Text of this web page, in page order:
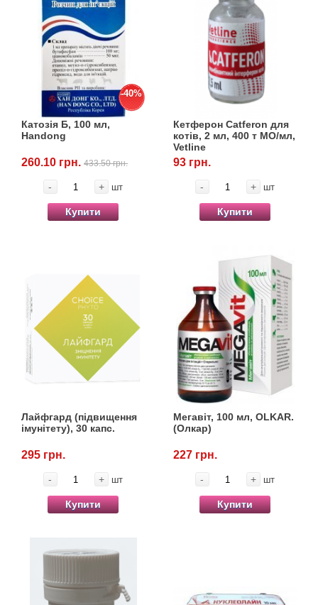
-40%
Катозія Б, 100 мл,
Handong
260.10 грн.433.50 грн.
- + шт
Купити
Кетферон Catferon для
котів, 2 мл, 400 т МО/мл,
Vetline
93 грн.
- + шт
Купити
Лайфгард (підвищення
імунітету), 30 капс.
295 грн.
- + шт
Купити
Мегавіт, 100 мл, OLKAR.
(Олкар)
227 грн.
- + шт
Купити